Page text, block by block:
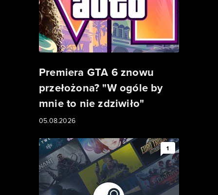
Premiera GTA 6 znowu
przełożona? "W ogóle by
mnie to nie zdziwiło"
05.08.2026
1